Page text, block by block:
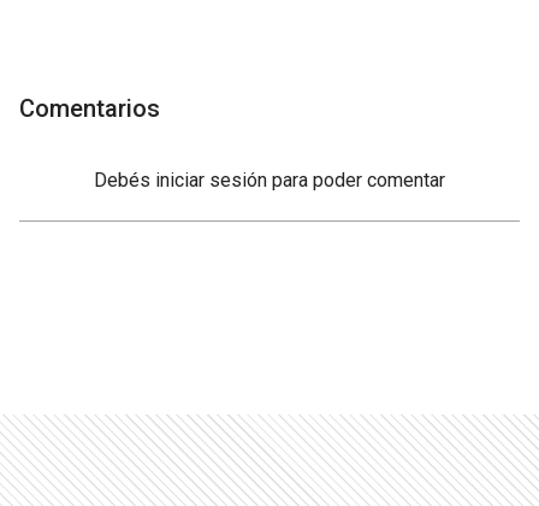
Comentarios
Debés iniciar sesión para poder comentar